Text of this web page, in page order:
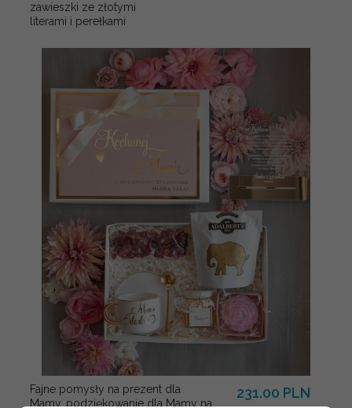
zawieszki ze złotymi
literami i perełkami
Fajne pomysły na prezent dla
Mamy, podziękowanie dla Mamy na
231.00 PLN